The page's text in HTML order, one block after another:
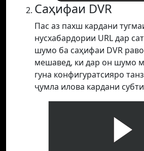
Саҳифаи DVR
Пас аз пахш кардани
нусхабардории URL дар
шумо ба саҳифаи DVR
мешавед, ки дар он шумо
гуна конфигуратсияро
ҷумла илова кардани